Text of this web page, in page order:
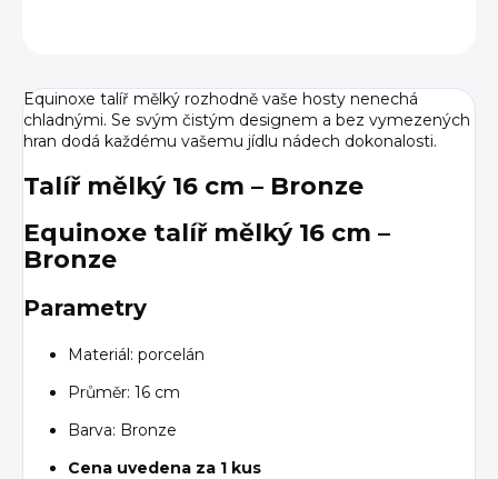
Equinoxe talíř mělký rozhodně vaše hosty nenechá
chladnými. Se svým čistým designem a bez vymezených
hran dodá každému vašemu jídlu nádech dokonalosti.
Talíř mělký 16 cm – Bronze
Equinoxe talíř mělký 16 cm –
Bronze
Parametry
Materiál: porcelán
Průměr: 16 cm
Barva: Bronze
Cena uvedena za 1 kus